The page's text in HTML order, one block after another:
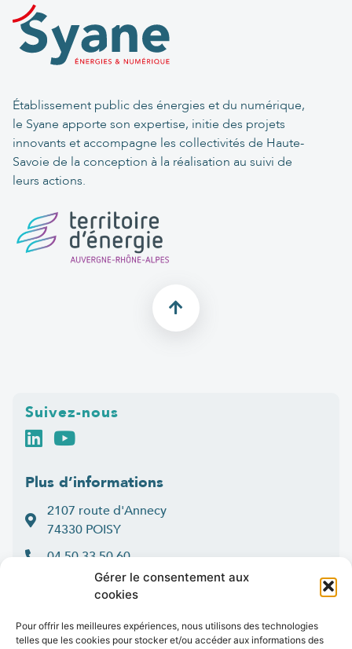
Gérer le consentement aux
cookies
Pour offrir les meilleures expériences, nous utilisons des technologies
telles que les cookies pour stocker et/ou accéder aux informations des
Établissement public des énergies et du numérique,
le Syane apporte son expertise, initie des projets
innovants et accompagne les collectivités de Haute-
Savoie de la conception à la réalisation au suivi de
leurs actions.
Suivez-nous
Plus d’informations
2107 route d'Annecy
74330 POISY
04 50 33 50 60
Lun > jeu : 9h-12h et 14h-16h30
9h-12h et 14h-16h
Contact